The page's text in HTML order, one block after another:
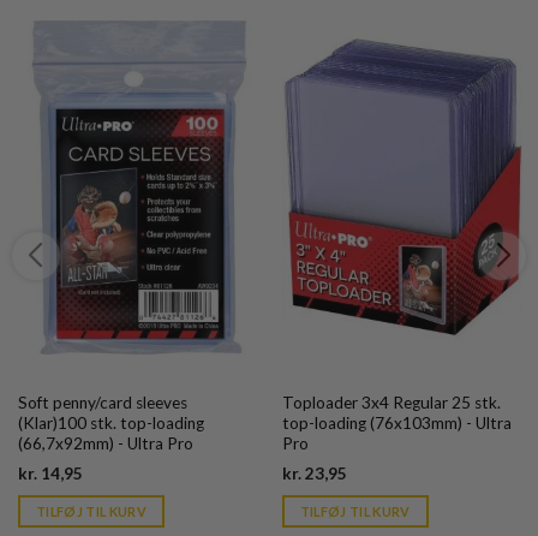
Soft penny/card sleeves
(Klar)100 stk. top-loading
(66,7x92mm) - Ultra Pro
kr. 14,95
is:
kr. 39,95.
TILFØJ TIL KURV
Toploader 3x4 Regular 25 stk.
top-loading (76x103mm) - Ultra
Pro
kr.23,95Current
is:
kr. 39,95.
TILFØJ TIL KURV